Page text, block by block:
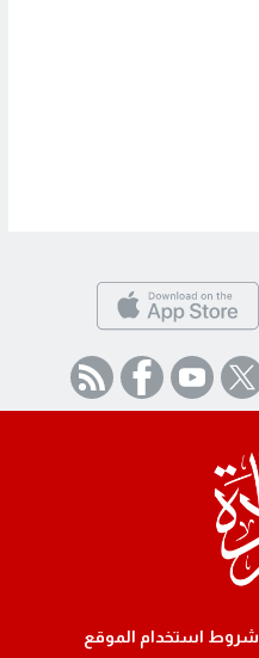
شروط استخدام الموقع